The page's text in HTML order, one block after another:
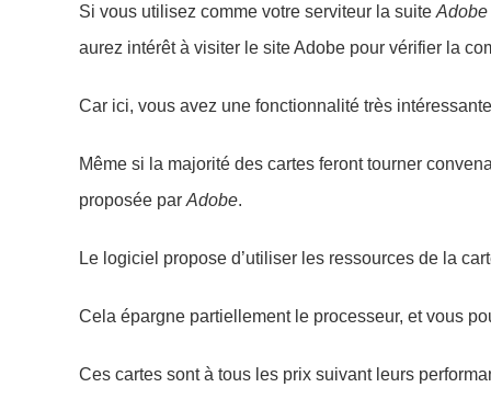
Si vous utilisez comme votre serviteur la suite Adobe
aurez intérêt à visiter le site Adobe pour vérifier la
Car ici, vous avez une fonctionnalité très
Même si la majorité des cartes feront tourner
proposée par Adobe.
Le logiciel propose d’utiliser les ressources de la
Cela épargne partiellement le processeur, et vous
Ces cartes sont à tous les prix suivant leurs